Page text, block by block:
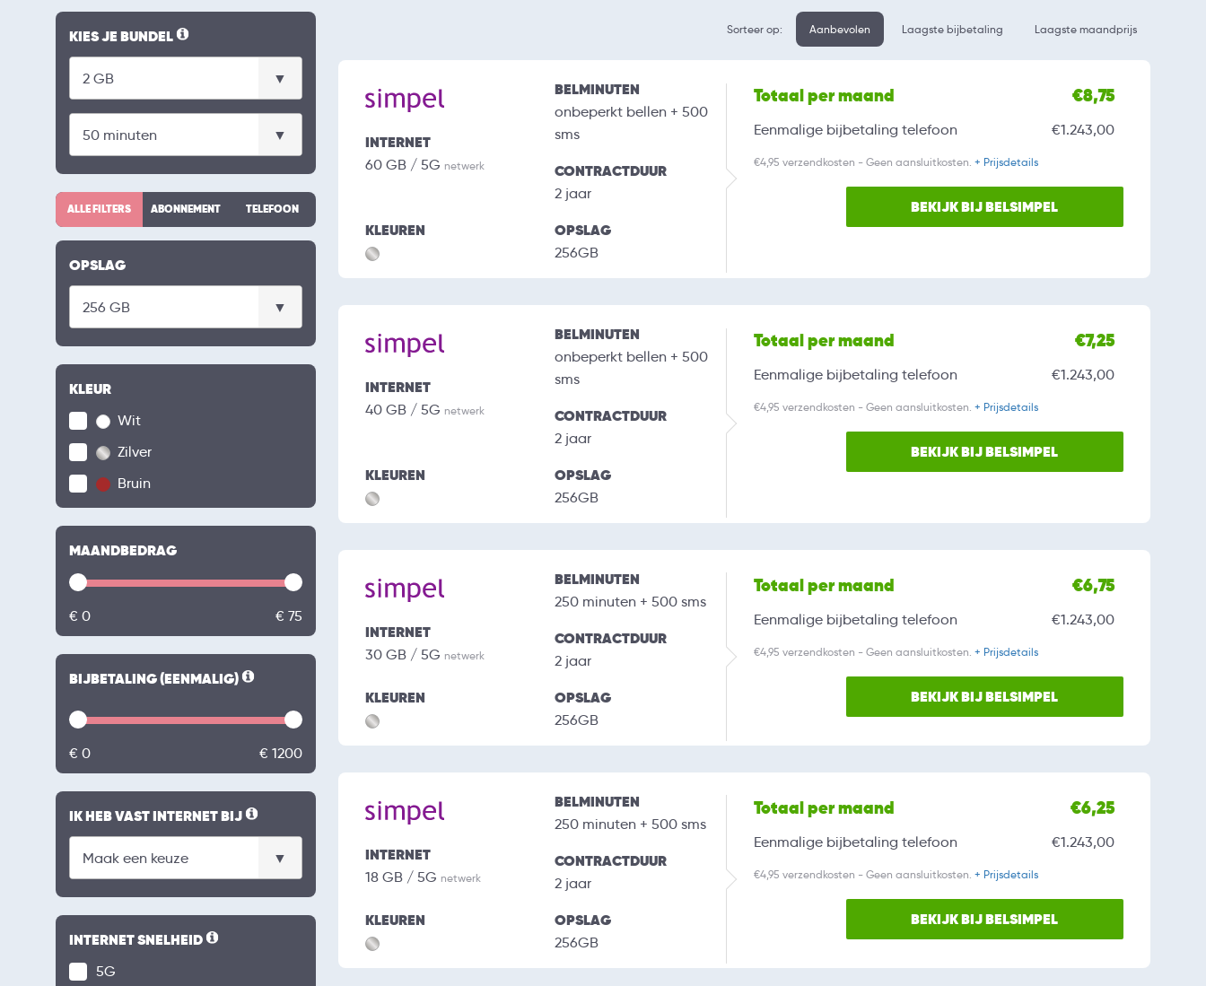
KIES JE BUNDEL
ALLE FILTERS ABONNEMENT TELEFOON
OPSLAG
KLEUR
Wit
Zilver
Bruin
MAANDBEDRAG
€ 0 € 75
BIJBETALING (EENMALIG)
€ 0 € 1200
IK HEB VAST INTERNET BIJ
INTERNET SNELHEID
5G
Laagste maandprijs
Laagste bijbetaling
Aanbevolen
Sorteer op:
INTERNET
60 GB / 5G netwerk
BELMINUTEN
onbeperkt bellen + 500
sms
CONTRACTDUUR
2 jaar
KLEUREN OPSLAG
256GB
Totaal per maand €8,75
Eenmalige bijbetaling telefoon €1.243,00
€4,95 verzendkosten - Geen aansluitkosten. + Prijsdetails
BEKIJK BIJ BELSIMPEL
INTERNET
40 GB / 5G netwerk
BELMINUTEN
onbeperkt bellen + 500
sms
CONTRACTDUUR
2 jaar
KLEUREN OPSLAG
256GB
Totaal per maand €7,25
Eenmalige bijbetaling telefoon €1.243,00
€4,95 verzendkosten - Geen aansluitkosten. + Prijsdetails
BEKIJK BIJ BELSIMPEL
INTERNET
30 GB / 5G netwerk
BELMINUTEN
250 minuten + 500 sms
CONTRACTDUUR
2 jaar
KLEUREN OPSLAG
256GB
Totaal per maand €6,75
Eenmalige bijbetaling telefoon €1.243,00
€4,95 verzendkosten - Geen aansluitkosten. + Prijsdetails
BEKIJK BIJ BELSIMPEL
INTERNET
18 GB / 5G netwerk
BELMINUTEN
250 minuten + 500 sms
CONTRACTDUUR
2 jaar
KLEUREN OPSLAG
256GB
Totaal per maand €6,25
Eenmalige bijbetaling telefoon €1.243,00
€4,95 verzendkosten - Geen aansluitkosten. + Prijsdetails
BEKIJK BIJ BELSIMPEL